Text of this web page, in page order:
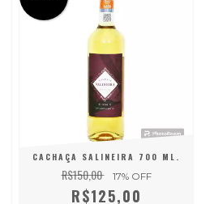
CACHAÇA SALINEIRA 700 ML.
R$150,00 17% OFF
R$125,00